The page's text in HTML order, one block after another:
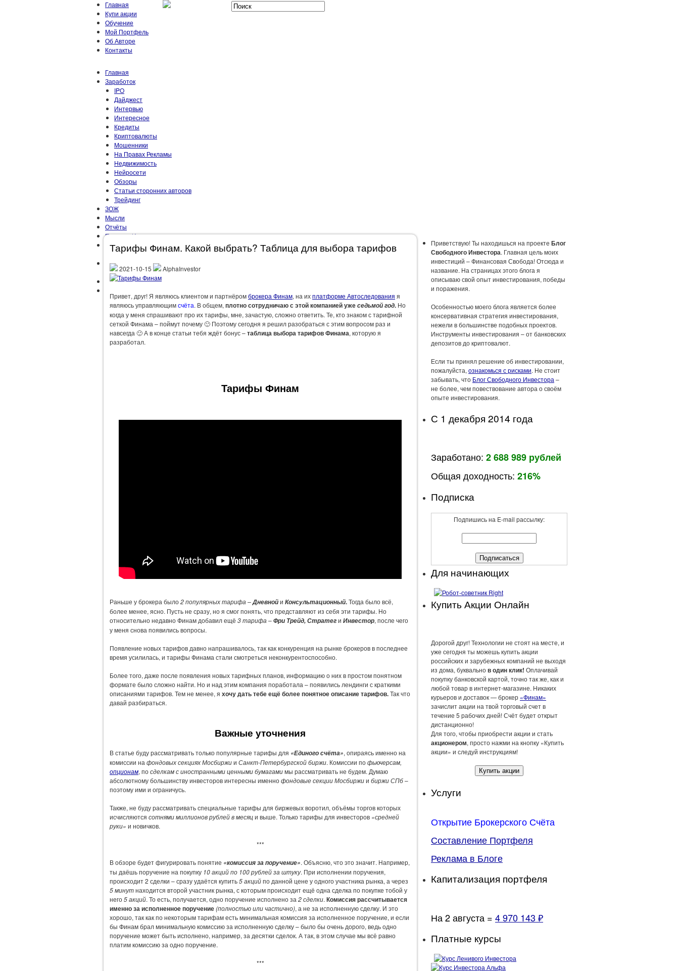
Главная
Купи акции
Обучение
Мой Портфель
Об Авторе
Контакты
Главная
Заработок
IPO
Дайджест
Интервью
Интересное
Кредиты
Криптовалюты
Мошенники
На Правах Рекламы
Недвижимость
Нейросети
Обзоры
Статьи сторонних авторов
Трейдинг
ЗОЖ
Мысли
Отчёты
Правила Инвестора
Развлечения
Путешествия
Рекомендации
Лайфхаки
Саморазвитие
Тарифы Финам. Какой выбрать? Таблица для выбора тарифов
2021-10-15 AlphaInvestor
Привет, друг! Я являюсь клиентом и партнёромброкера Финам, на ихплатформе Автоследования я
являюсь управляющимсчёта. В общем, плотно сотрудничаю с этой компанией ужеседьмой год. Но
когда у меня спрашивают про их тарифы, мне, зачастую, сложно ответить. Те, кто знаком с тарифной
сеткой Финама – поймут почему 🙂 Поэтому сегодня я решил разобраться с этим вопросом раз и
навсегда 🙂 А в конце статьи тебя ждёт бонус –таблица выбора тарифов Финама, которую я
разработал.
Тарифы Финам
Раньше у брокера было2 популярных тарифа –Дневнойи Консультационный.Тогда было всё,
более менее, ясно. Пусть не сразу, но я смог понять, что представляют из себя эти тарифы. Но
относительно недавно Финам добавил ещё 3 тарифа –Фри Трейд, Стратеги Инвестор, после чего
у меня снова появились вопросы.
Появление новых тарифов давно напрашивалось, так как конкуренция на рынке брокеров в последнее
время усилилась, и тарифы Финама стали смотреться неконкурентоспособно.
Более того, даже после появления новых тарифных планов, информацию о них в простом понятном
формате было сложно найти. Но и над этим компания поработала – появились лендинги с краткими
описаниями тарифов. Тем не менее, я хочу дать тебе ещё более понятное описание тарифов.Так что
давай разбираться.
Важные уточнения
В статье буду рассматривать только популярные тарифы для «Единого счёта», опираясь именно на
комиссии на фондовых секциях Мосбиржии Санкт-Петербургской биржи. Комиссии пофьючерсам,
опционам, посделкам с иностранными ценными бумагамимы рассматривать не будем. Думаю
абсолютному большинству инвесторов интересны именнофондовые секции Мосбиржии биржи СПб–
поэтому ими и ограничусь.
Также, не буду рассматривать специальные тарифы для биржевых воротил, объёмы торгов которых
исчисляются сотнями миллионов рублей в месяци выше. Только тарифы для инвесторов «средней
руки» и новичков.
***
В обзоре будет фигурировать понятие «комиссия за поручение». Объясню, что это значит. Например,
ты даёшь поручение на покупку 10 акций по 100 рублей за штуку. При исполнении поручения,
происходит 2 сделки – сразу удаётся купить5 акцийпо данной цене у одного участника рынка, а через
5 минутнаходится второй участник рынка, с которым происходит ещё одна сделка по покупке тобой у
него5 акций. То есть, получается, одно поручение исполнено за 2 сделки. Комиссия рассчитывается
именно за исполненное поручение(полностью или частично), а не за исполненную сделку. И это
хорошо, так как по некоторым тарифам есть минимальная комиссия за исполненное поручение, и если
бы Финам брал минимальную комиссию за исполненную сделку – было бы очень дорого, ведь одно
поручение может быть исполнено, например, за десятки сделок. А так, в этом случае мы всё равно
платим комиссию за одно поручение.
***
Приветствую! Ты находишься на проекте Блог
Свободного Инвестора. Главная цель моих
инвестиций – Финансовая Свобода! Отсюда и
название. На страницах этого блога я
описываю свой опыт инвестирования, победы
и поражения.
Особенностью моего блога является более
консервативная стратегия инвестирования,
нежели в большинстве подобных проектов.
Инструменты инвестирования – от банковских
депозитов до криптовалют.
Если ты принял решение об инвестировании,
пожалуйста, ознакомься с рисками. Не стоит
забывать, что Блог Свободного Инвестора –
не более, чем повествование автора о своём
опыте инвестирования.
С 1 декабря 2014 года
Заработано: 2 688 989 рублей
Общая доходность: 216%
Подписка
Подпишись на E-mail рассылку:
Для начинающих
Купить Акции Онлайн
Дорогой друг! Технологии не стоят на месте, и
уже сегодня ты можешь купить акции
российских и зарубежных компаний не выходя
из дома, буквальнов один клик! Оплачивай
покупку банковской картой, точно так же, как и
любой товар в интернет-магазине. Никаких
курьеров и доставок — брокер «Финам»
зачислит акции на твой торговый счет в
течение 5 рабочих дней! Счёт будет открыт
дистанционно!
Для того, чтобы приобрести акции и стать
акционером, просто нажми на кнопку «Купить
акции» и следуй инструкциям!
Купить акции
Услуги
Открытие Брокерского Счёта
Составление Портфеля
Реклама в Блоге
Капитализация портфеля
На 2 августа = 4 970 143 ₽
Платные курсы